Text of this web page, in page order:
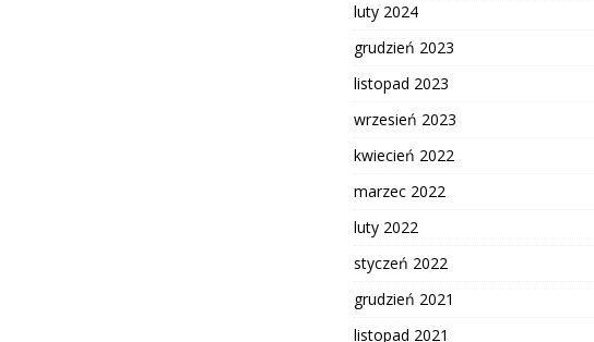
luty 2024
grudzień 2023
listopad 2023
wrzesień 2023
kwiecień 2022
marzec 2022
luty 2022
styczeń 2022
grudzień 2021
listopad 2021